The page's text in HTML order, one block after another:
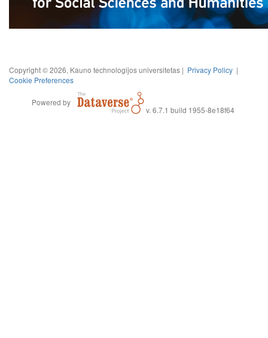
Copyright © 2026, Kauno technologijos universitetas | Privacy Policy |
Cookie Preferences
Powered by
v. 6.7.1 build 1955-8e18f64